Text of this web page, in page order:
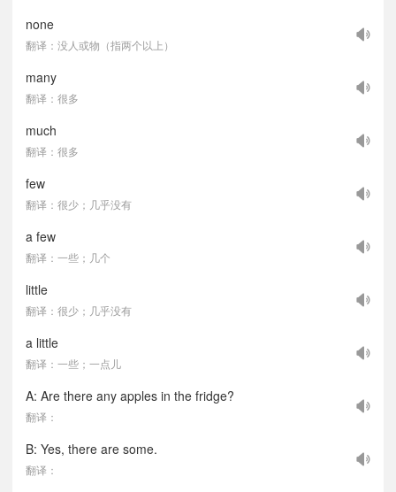
none
翻译：没人或物（指两个以上）
many
翻译：很多
much
翻译：很多
few
翻译：很少；几乎没有
a few
翻译：一些；几个
little
翻译：很少；几乎没有
a little
翻译：一些；一点儿
A: Are there any apples in the fridge?
翻译：
B: Yes, there are some.
翻译：